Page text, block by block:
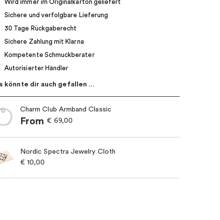
Wird immer im Originalkarton geliefert
Sichere und verfolgbare Lieferung
30 Tage Rückgaberecht
Sichere Zahlung mit Klarna
Kompetente Schmuckberater
Autorisierter Händler
könnte dir auch gefallen …
Charm Club Armband Classic
From € 69,00
Nordic Spectra Jewelry Cloth
€ 10,00